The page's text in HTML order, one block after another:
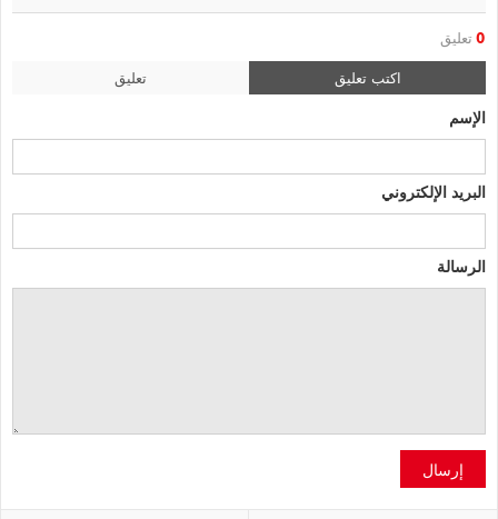
0 تعليق
اكتب تعليق تعليق
الإسم
البريد الإلكتروني
الرسالة
إرسال